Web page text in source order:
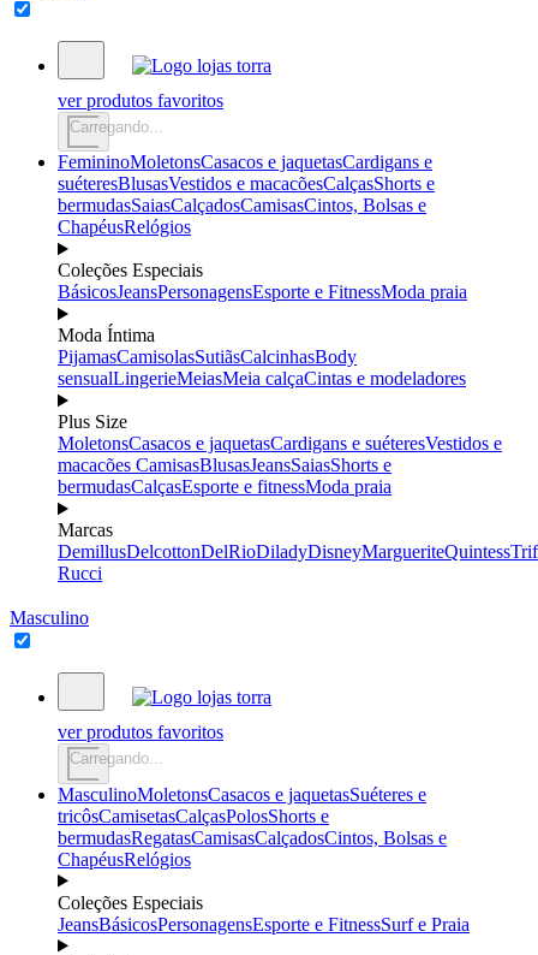
ver produtos favoritos
Carregando...
FemininoMoletonsCasacos e jaquetasCardigans e
suéteresBlusasVestidos e macacõesCalçasShorts e
bermudasSaiasCalçadosCamisasCintos, Bolsas e
ChapéusRelógios
Coleções Especiais
BásicosJeansPersonagensEsporte e FitnessModa praia
Moda Íntima
PijamasCamisolasSutiãsCalcinhasBody
sensualLingerieMeiasMeia calçaCintas e modeladores
Plus Size
MoletonsCasacos e jaquetasCardigans e suéteresVestidos e
macacões CamisasBlusasJeansSaiasShorts e
bermudasCalçasEsporte e fitnessModa praia
Marcas
DemillusDelcottonDelRioDiladyDisneyMargueriteQuintess
Rucci
Masculino
ver produtos favoritos
Carregando...
MasculinoMoletonsCasacos e jaquetasSuéteres e
tricôsCamisetasCalçasPolosShorts e
bermudasRegatasCamisasCalçadosCintos, Bolsas e
ChapéusRelógios
Coleções Especiais
JeansBásicosPersonagensEsporte e FitnessSurf e Praia